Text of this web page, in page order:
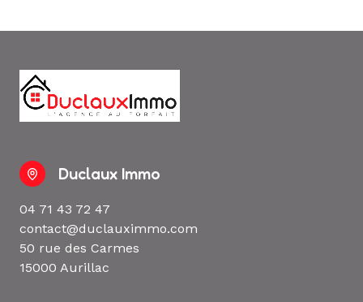
Duclaux Immo
04 71 43 72 47
contact@duclauximmo.com
50 rue des Carmes
15000 Aurillac